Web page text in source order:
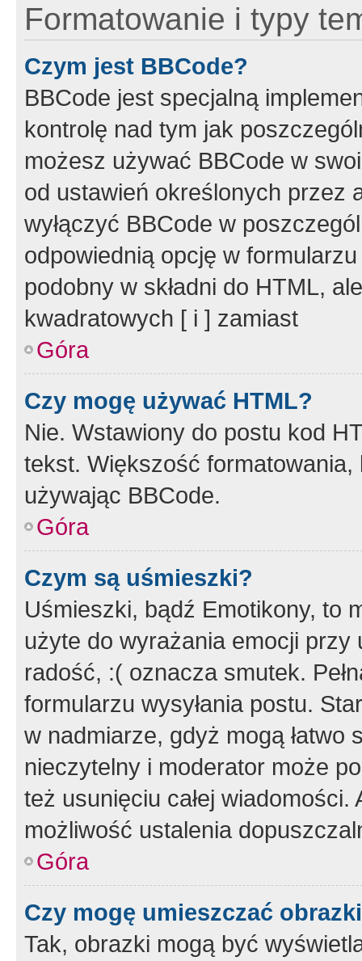
Formatowanie i typy
Czym jest BBCode?
BBCode jest specjalną
kontrolę nad tym jak
możesz używać BBCode w
od ustawień określonych przez
wyłączyć BBCode w
odpowiednią opcję w
podobny w składni do HTML,
kwadratowych [ i ] zamiast
Góra
Czy mogę używać HTML?
Nie. Wstawiony do postu kod
tekst. Większość
używając BBCode.
Góra
Czym są uśmieszki?
Uśmieszki, bądź Emotikony, to
użyte do wyrażania emocji
radość, :( oznacza smutek.
formularzu wysyłania postu.
w nadmiarze, gdyż mogą
nieczytelny i moderator może
też usunięciu całej
możliwość ustalenia
Góra
Czy mogę umieszczać
Tak, obrazki mogą być